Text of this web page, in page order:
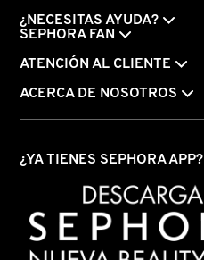
¿NECESITAS AYUDA?
SEPHORA FAN
ATENCIÓN AL CLIENTE
ACERCA DE NOSOTROS
¿YA TIENES SEPHORA APP?